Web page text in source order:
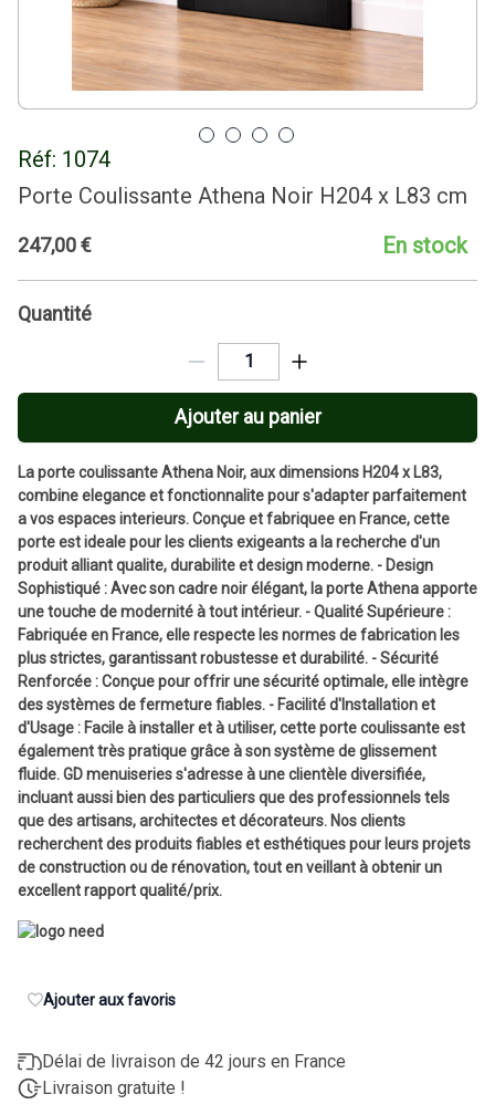
Réf: 1074
Porte Coulissante Athena Noir H204 x L83 cm
247,00€ En stock
Quantité
Ajouter au panier
La porte coulissante Athena Noir, aux dimensions H204 x L83,
combine elegance et fonctionnalite pour s'adapter parfaitement
a vos espaces interieurs. Conçue et fabriquee en France, cette
porte est ideale pour les clients exigeants a la recherche d'un
produit alliant qualite, durabilite et design moderne. - Design
Sophistiqué : Avec son cadre noir élégant, la porte Athena apporte
une touche de modernité à tout intérieur. - Qualité Supérieure :
Fabriquée en France, elle respecte les normes de fabrication les
plus strictes, garantissant robustesse et durabilité. - Sécurité
Renforcée : Conçue pour offrir une sécurité optimale, elle intègre
des systèmes de fermeture fiables. - Facilité d'Installation et
d'Usage : Facile à installer et à utiliser, cette porte coulissante est
également très pratique grâce à son système de glissement
fluide. GD menuiseries s'adresse à une clientèle diversifiée,
incluant aussi bien des particuliers que des professionnels tels
que des artisans, architectes et décorateurs. Nos clients
recherchent des produits fiables et esthétiques pour leurs projets
de construction ou de rénovation, tout en veillant à obtenir un
excellent rapport qualité/prix.
Ajouter aux favoris
Délai de livraison de 42 jours en France
Livraison gratuite !